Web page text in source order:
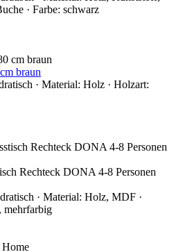
· Farbe: schwarz
braun
· Material: Holz · Holzart:
Rechteck DONA 4-8 Personen
· Material: Holz, MDF ·
mehrfarbig